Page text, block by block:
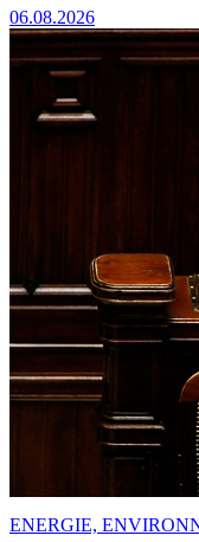
06.08.2026
ENERGIE,